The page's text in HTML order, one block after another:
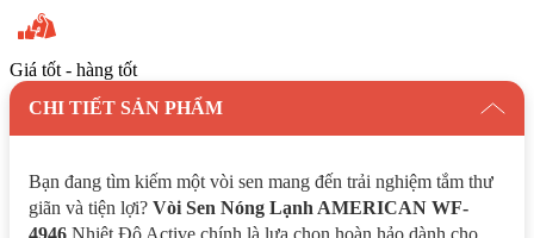
Giá tốt - hàng tốt
CHI TIẾT SẢN PHẨM
Bạn đang tìm kiếm một vòi sen mang đến trải nghiệm tắm thư
giãn và tiện lợi? Vòi Sen Nóng Lạnh AMERICAN WF-
4946 Nhiệt Độ Active chính là lựa chọn hoàn hảo dành cho